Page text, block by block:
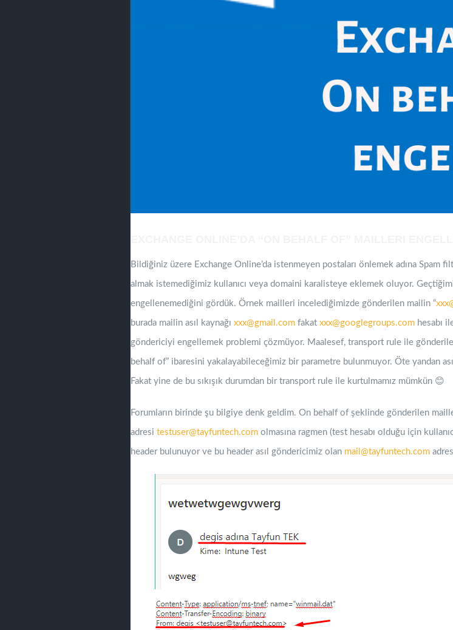
Bildiğiniz üzere Exchange Online’da istenmeyen postaları önlemek adına
almak istemediğimiz kullanıcı veya domaini karalisteye eklemek oluyor.
engellenemediğini gördük. Örnek mailleri incelediğimizde gönderilen mailin “
burada mailin asıl kaynağı xxx@gmail.com fakat xxx@googlegroups.com hesabı
göndericiyi engellemek problemi çözmüyor. Maalesef, transport rule ile
behalf of” ibaresini yakalayabileceğimiz bir parametre bulunmuyor. Öte yandan
Fakat yine de bu sıkışık durumdan bir transport rule ile kurtulmamız mümkün 😊
Forumların birinde şu bilgiye denk geldim. On behalf of şeklinde gönderilen
adresi testuser@tayfuntech.com olmasına ragmen (test hesabı olduğu için
header bulunuyor ve bu header asıl göndericimiz olan mail@tayfuntech.com